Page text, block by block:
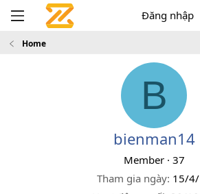
Đăng nhập
Home
B
bienman14
Member · 37
Tham gia ngày 15/